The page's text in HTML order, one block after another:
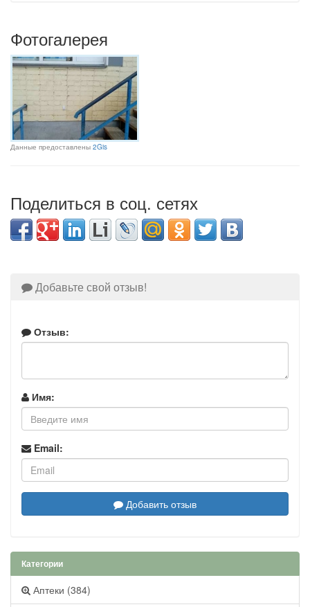
Фотогалерея
Данные предоставлены 2Gis
Поделиться в соц. сетях
Добавьте свой отзыв!
Отзыв:
Имя:
Email:
Добавить отзыв
Категории
Аптеки (384)